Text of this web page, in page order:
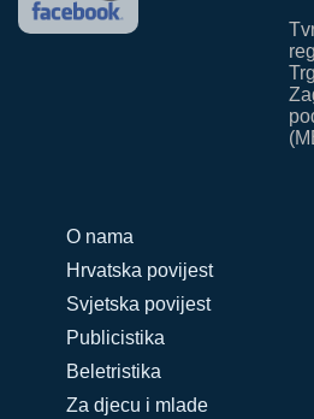
O nama
Hrvatska povijest
Svjetska povijest
Publicistika
Beletristika
Za djecu i mlade